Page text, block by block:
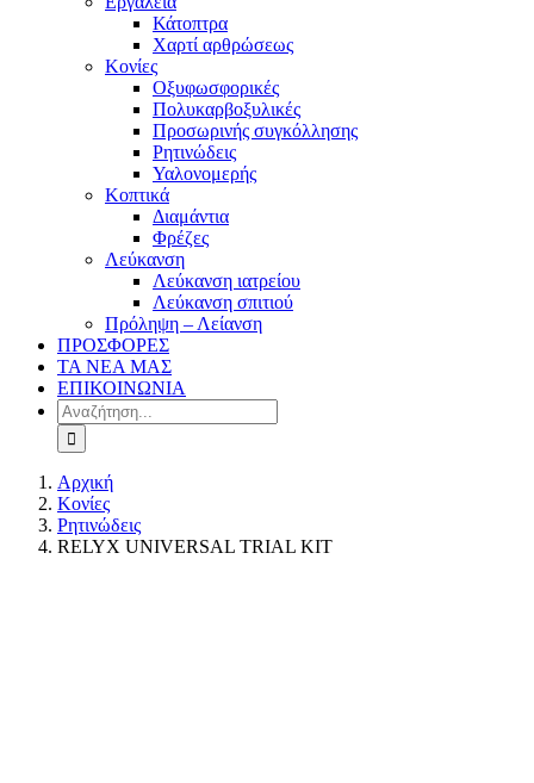
Κάτοπτρα
Χαρτί αρθρώσεως
Κονίες
Οξυφωσφορικές
Πολυκαρβοξυλικές
Προσωρινής συγκόλλησης
Ρητινώδεις
Υαλονομερής
Κοπτικά
Διαμάντια
Φρέζες
Λεύκανση
Λεύκανση ιατρείου
Λεύκανση σπιτιού
Πρόληψη – Λείανση
ΠΡΟΣΦΟΡΕΣ
ΤΑ ΝΕΑ ΜΑΣ
ΕΠΙΚΟΙΝΩΝΙΑ
Αναζήτηση
...
Αρχική
Κονίες
Ρητινώδεις
RELYX UNIVERSAL TRIAL KIT